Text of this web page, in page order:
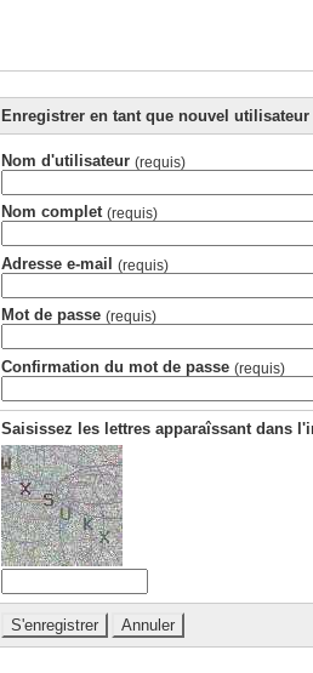
Enregistrer en tant que nouvel utilisateur
Nom d'utilisateur (requis)
Nom complet (requis)
Adresse e-mail (requis)
Mot de passe (requis)
Confirmation du mot de passe (requis)
Saisissez les lettres apparaîssant dans